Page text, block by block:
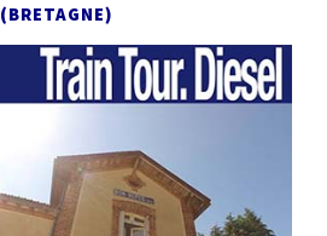
(BRETAGNE)